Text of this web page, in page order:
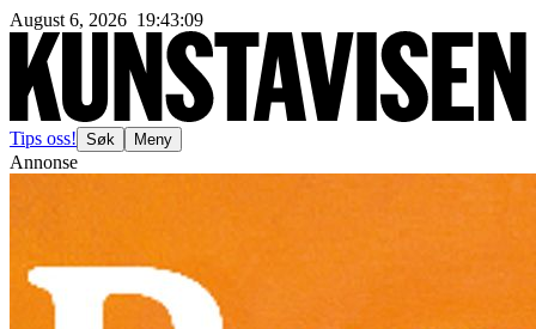
August 6, 2026 19:43:11
Tips oss! Søk Meny
Annonse